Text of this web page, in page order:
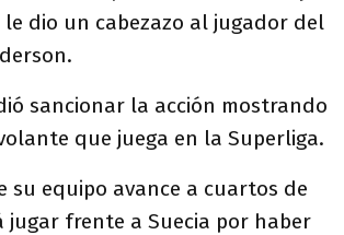
dio un cabezazo al jugador del
sancionar la acción mostrando
que juega en la Superliga.
su equipo avance a cuartos de
jugar frente a Suecia por haber